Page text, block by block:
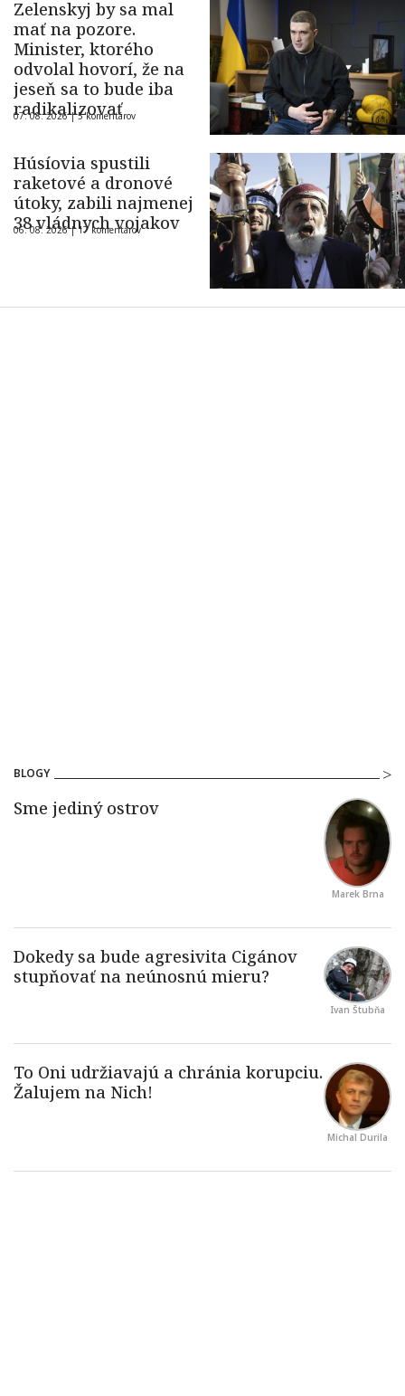
Zelenskyj by sa mal
mať na pozore.
Minister, ktorého
odvolal hovorí, že na
jeseň sa to bude iba
radikalizovať
07. 08. 2026 |5 komentárov
Húsíovia spustili
raketové a dronové
útoky, zabili najmenej
38 vládnych vojakov
06. 08. 2026 |17 komentárov
BLOGY
Marek Brna
Ivan Štubňa
Michal Durila